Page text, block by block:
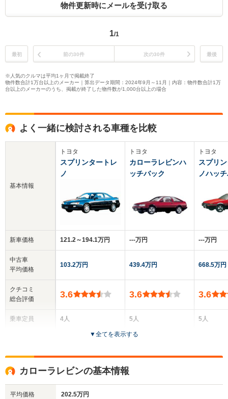
物件更新時にメールを受け取る
1/1
最初 前の30件 次の30件 最後
※人気のクルマは平均1ヶ月で掲載終了
物件数合計1万台以上のメーカー｜算出データ期間：2024年9月～11月｜内容：物件数合計1万
台以上のメーカーのうち、掲載が終了した物件数が1,000台以上の場合
よく一緒に検討される車種を比較
基本情報
新車価格
中古車
平均価格
クチコミ
総合評価
乗車定員
トヨタ
スプリンタートレ
ノ
121.2～194.1万円
103.2万円
3.6
4人
1.31m
トヨタ
カローラレビンハ
ッチバック
‐‐‐万円
439.4万円
3.6
5人
3ドア
トヨタ
スプリ
ノハッ
‐‐‐万円
668.5万円
3.6
5人
▼全てを表示する
カローラレビンの基本情報
平均価格 202.5万円